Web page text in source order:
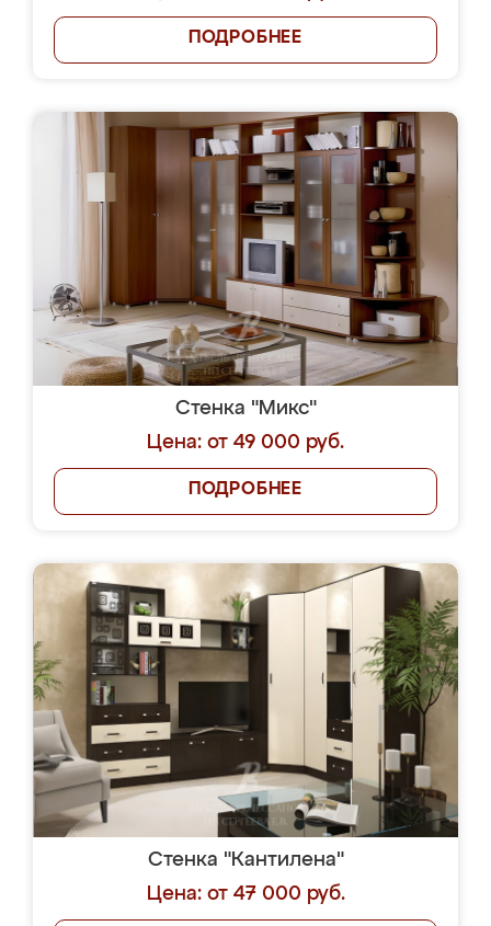
ПОДРОБНЕЕ
Стенка "Микс"
Цена: от 49 000 руб.
ПОДРОБНЕЕ
Стенка "Кантилена"
Цена: от 47 000 руб.